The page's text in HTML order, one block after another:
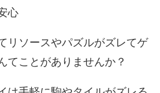
心
リソースやパズルがズレてゲ
ことがありませんか？